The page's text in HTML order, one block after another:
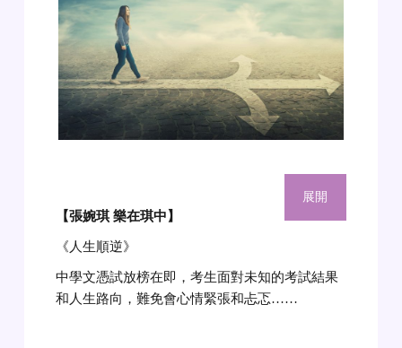
【張婉琪 樂在琪中】
《人生順逆》
中學文憑試放榜在即，考生面對未知的考試結果
和人生路向，難免會心情緊張和忐忑……
展開